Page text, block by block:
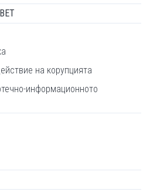
на корупцията
информационното